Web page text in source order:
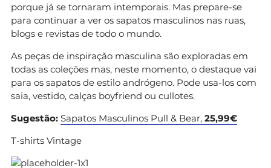
porque já se tornaram intemporais. Mas prepare-se
para continuar a ver os sapatos masculinos nas ruas,
blogs e revistas de todo o mundo.
As peças de inspiração masculina são exploradas em
todas as coleções mas, neste momento, o destaque vai
para os sapatos de estilo andrógeno. Pode usa-los com
saia, vestido, calças boyfriend ou cullotes.
Sugestão: Sapatos Masculinos Pull & Bear, 25,99€
T-shirts Vintage